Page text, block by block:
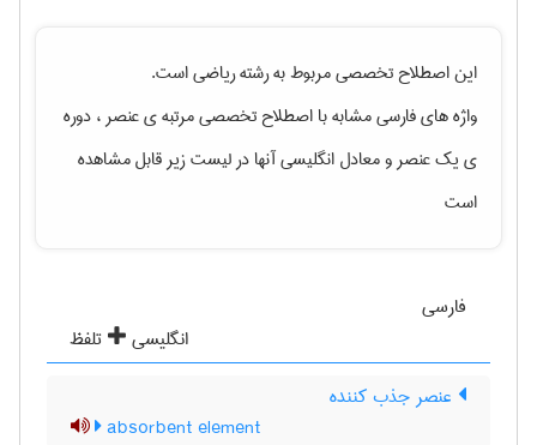
این اصطلاح تخصصی مربوط به رشتهرياضیاست.
واژه های فارسی مشابه با اصطلاح تخصصیمرتبه ی عنصر ، دوره
ی یک عنصرو معادل انگلیسی آنها در لیست زیر قابل مشاهده
است
فارسی
انگلیسی
تلفظ
عنصر جذب کننده
absorbent element